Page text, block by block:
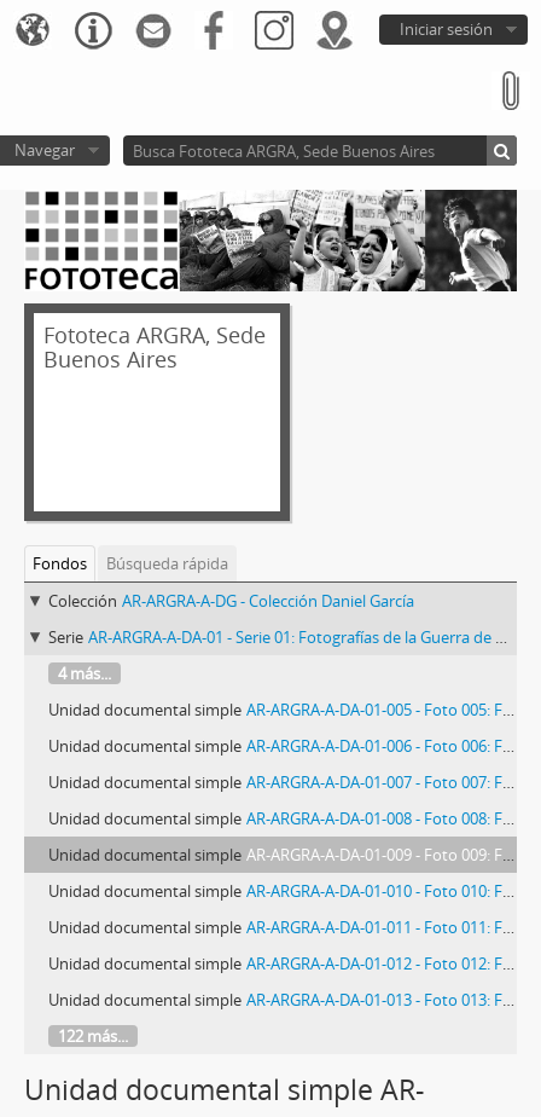
Iniciar sesión
Navegar
Fototeca ARGRA, Sede
Buenos Aires
Fondos
Búsqueda rápida
Colección AR-ARGRA-A-DG - Colección Daniel García
Serie AR-ARGRA-A-DA-01 - Serie 01: Fotografías de la Guerra de Malvinas
4 más...
Unidad documental simple AR-ARGRA-A-DA-01-005 - Foto 005: Fotografía de la guerra de Malvinas
Unidad documental simple AR-ARGRA-A-DA-01-006 - Foto 006: Fotografía de la guerra de Malvinas
Unidad documental simple AR-ARGRA-A-DA-01-007 - Foto 007: Fotografía de la guerra de Malvinas
Unidad documental simple AR-ARGRA-A-DA-01-008 - Foto 008: Fotografía de la guerra de Malvinas
Unidad documental simple AR-ARGRA-A-DA-01-009 - Foto 009: Fotografía de la guerra de Malvinas
Unidad documental simple AR-ARGRA-A-DA-01-010 - Foto 010: Fotografía de la guerra de Malvinas
Unidad documental simple AR-ARGRA-A-DA-01-011 - Foto 011: Fotografía de la guerra de Malvinas
Unidad documental simple AR-ARGRA-A-DA-01-012 - Foto 012: Fotografía de la guerra de Malvinas
Unidad documental simple AR-ARGRA-A-DA-01-013 - Foto 013: Fotografía de la guerra de Malvinas
122 más...
Unidad documental simple AR-